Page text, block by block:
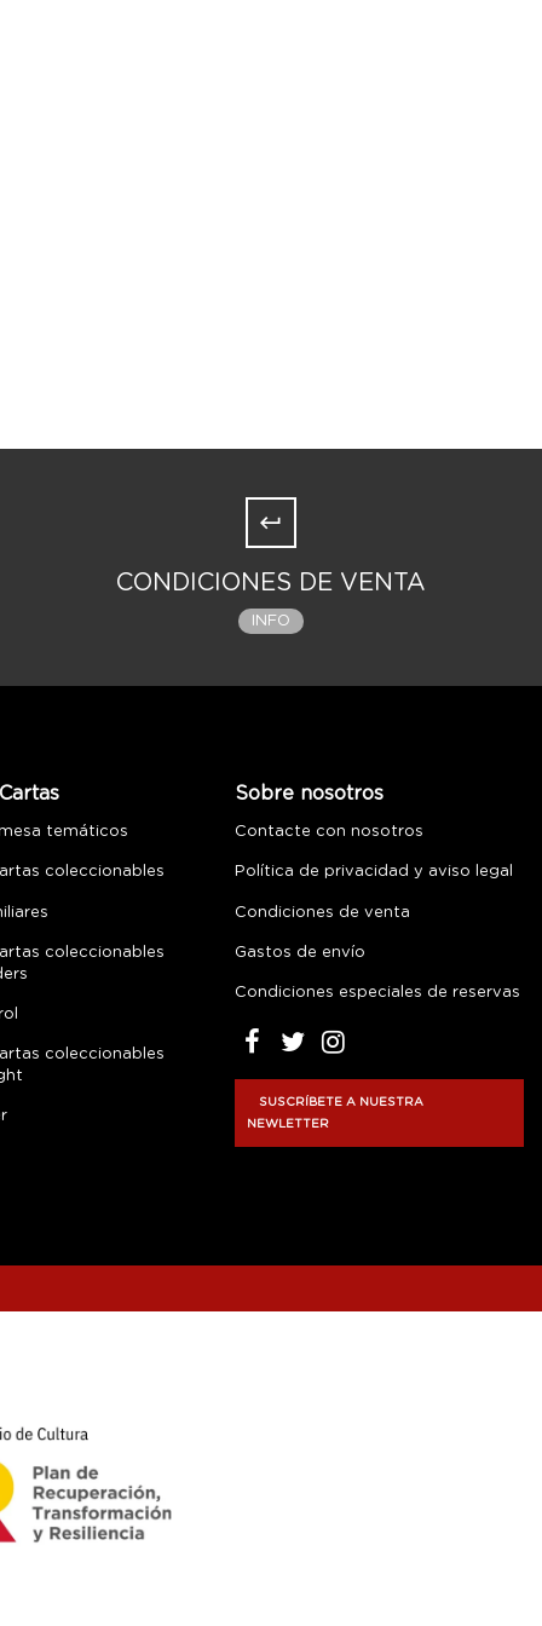
CONDICIONES DE VENTA
INFO
temáticos
coleccionables
coleccionables
coleccionables
Sobre nosotros
Contacte con nosotros
Política de privacidad y aviso legal
Condiciones de venta
Gastos de envío
Condiciones especiales de reservas
SUSCRÍBETE A NUESTRA
NEWLETTER